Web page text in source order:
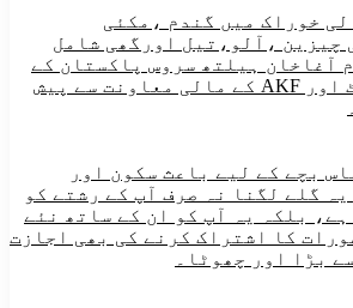
خوراک میں گندم ،مکئی
چیزین ،آلو،تیل اورگھی شامل
آغاخان ہیلتھ سروس پاکستان کے
CASI پراجیکٹ اور AKF کے مالی معاونت سے پیش
بچے کے لیے باعث سکون اور
گلے لگنا نہ صرف آپ کے رشتے کو
بلکہ یہ آپ کو ان کے ساتھ نئے
کا اشتراک کرنے کی بھی اجازت
بڑا اور چھوٹا۔